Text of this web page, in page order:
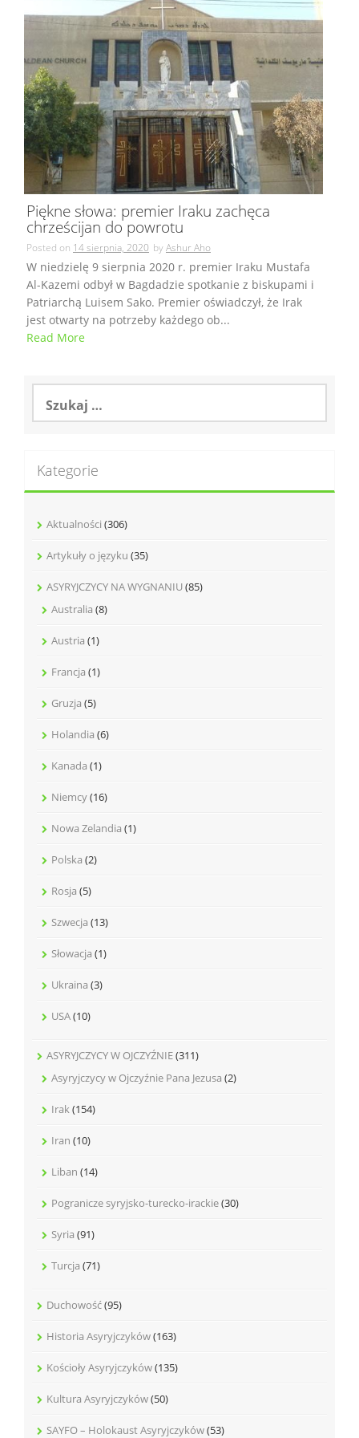
Piękne słowa: premier Iraku zachęca
chrześcijan do powrotu
Posted on 14 sierpnia, 2020 byAshur Aho
W niedzielę 9 sierpnia 2020 r. premier Iraku Mustafa
Al-Kazemi odbył w Bagdadzie spotkanie z biskupami i
Patriarchą Luisem Sako. Premier oświadczył, że Irak
jest otwarty na potrzeby każdego ob...
Read More
Kategorie
Aktualności (306)
Artykuły o języku (35)
ASYRYJCZYCY NA WYGNANIU(85)
Australia (8)
Austria (1)
Francja (1)
Gruzja (5)
Holandia (6)
Kanada (1)
Niemcy(16)
Nowa Zelandia (1)
Polska (2)
Rosja (5)
Szwecja (13)
Słowacja (1)
Ukraina (3)
USA(10)
ASYRYJCZYCY W OJCZYŹNIE(311)
Asyryjczycy w Ojczyźnie Pana Jezusa (2)
Irak(154)
Iran (10)
Liban (14)
Pogranicze syryjsko-turecko-irackie(30)
Syria (91)
Turcja (71)
Duchowość(95)
Historia Asyryjczyków(163)
Kościoły Asyryjczyków(135)
Kultura Asyryjczyków(50)
SAYFO – Holokaust Asyryjczyków(53)